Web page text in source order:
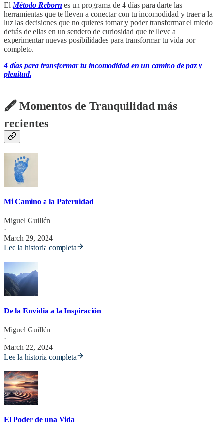
El Método Reborn es un programa de 4 días para darte las
herramientas que te lleven a conectar con tu incomodidad y traer a la
luz las decisiones que no quieres tomar y poder transformar el miedo
detrás de ellas en un sendero de curiosidad que te lleve a
experimentar nuevas posibilidades para transformar tu vida por
completo.
4 días para transformar tu incomodidad en un camino de paz y
plenitud.
🖋 Momentos de Tranquilidad más
recientes
Mi Camino a la Paternidad
Miguel Guillén
·
March 29, 2024
Lee la historia completa
De la Envidia a la Inspiración
Miguel Guillén
·
March 22, 2024
Lee la historia completa
El Poder de una Vida